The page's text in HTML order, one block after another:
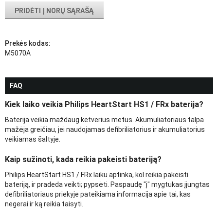
PRIDĖTI Į NORŲ SĄRAŠĄ
Prekės kodas:
M5070A
FAQ
Kiek laiko veikia Philips HeartStart HS1 / FRx baterija?
Baterija veikia maždaug ketverius metus. Akumuliatoriaus talpa
mažėja greičiau, jei naudojamas defibriliatorius ir akumuliatorius
veikiamas šaltyje.
Kaip sužinoti, kada reikia pakeisti bateriją?
Philips HeartStart HS1 / FRx laiku aptinka, kol reikia pakeisti
bateriją, ir pradeda veikti; pypsėti. Paspaudę "į" mygtukas įjungtas
defibriliatoriaus priekyje pateikiama informacija apie tai, kas
negerai ir ką reikia taisyti.